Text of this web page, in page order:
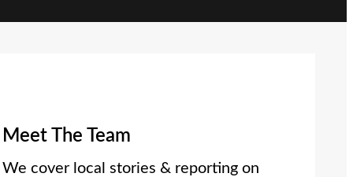
Meet The Team
We cover local stories & reporting on